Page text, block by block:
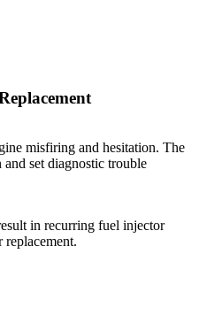
misfiring and hesitation. The
set diagnostic trouble
in recurring fuel injector
replacement.